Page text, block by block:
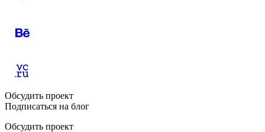
Обсудить проект
Подписаться на блог
Обсудить проект